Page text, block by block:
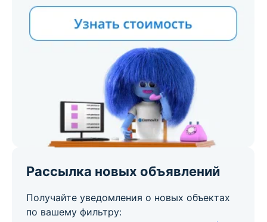
Рассылка новых объявлений
Получайте уведомления о новых объектах
по вашему фильтру: